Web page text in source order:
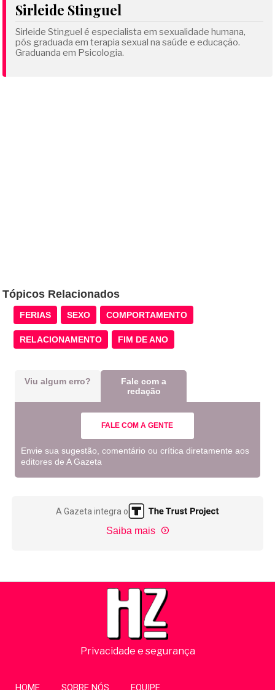
Sirleide Stinguel
Sirleide Stinguel é especialista em sexualidade humana,
pós graduada em terapia sexual na saúde e educação.
Graduanda em Psicologia.
Tópicos Relacionados
FERIAS SEXO COMPORTAMENTO
RELACIONAMENTO FIM DE ANO
Viu algum erro?
Fale com a
redação
FALE COM A GENTE
Envie sua sugestão, comentário ou crítica diretamente aos
editores de A Gazeta
A Gazeta integra o
Saiba mais
Privacidade e segurança
HOME SOBRE NÓS EQUIPE